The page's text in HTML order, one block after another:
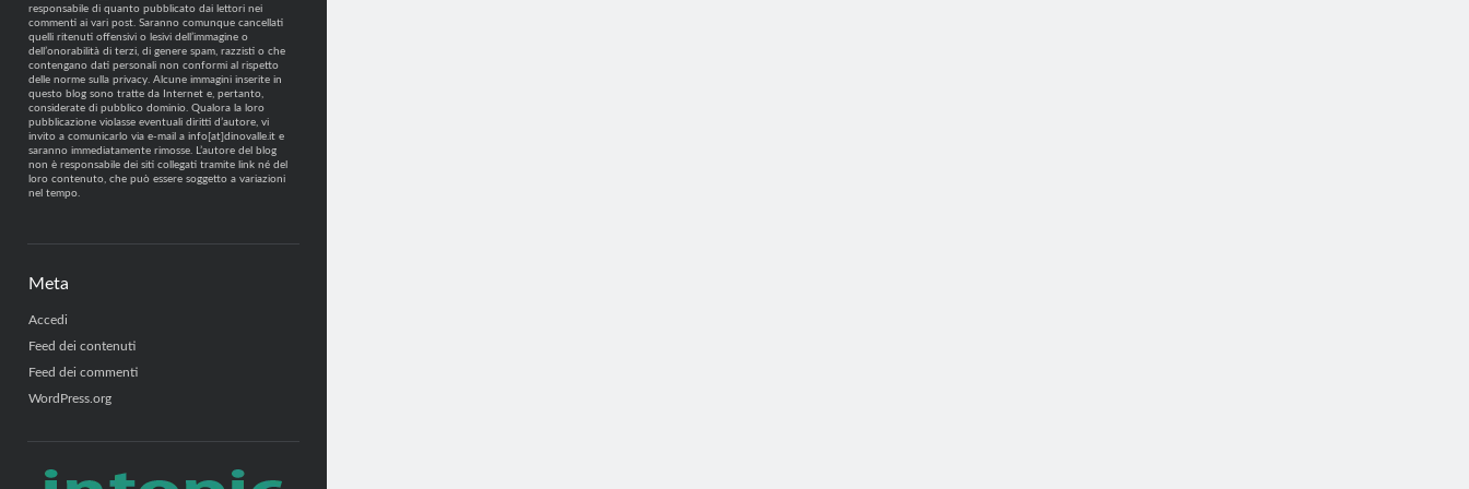
responsabile di quanto pubblicato dai lettori nei
commenti ai vari post. Saranno comunque cancellati
quelli ritenuti offensivi o lesivi dell’immagine o
dell’onorabilità di terzi, di genere spam, razzisti o che
contengano dati personali non conformi al rispetto
delle norme sulla privacy. Alcune immagini inserite in
questo blog sono tratte da Internet e, pertanto,
considerate di pubblico dominio. Qualora la loro
pubblicazione violasse eventuali diritti d’autore, vi
invito a comunicarlo via e-mail a info[at]dinovalle.it e
saranno immediatamente rimosse. L’autore del blog
non è responsabile dei siti collegati tramite link né del
loro contenuto, che può essere soggetto a variazioni
nel tempo.
Meta
Accedi
Feed dei contenuti
Feed dei commenti
WordPress.org